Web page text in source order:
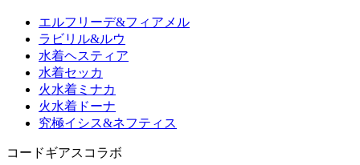
エルフリーデ&フィアメル
ラビリル&ルウ
水着ヘスティア
水着セッカ
火水着ミナカ
火水着ドーナ
究極イシス&ネフティス
コードギアスコラボ